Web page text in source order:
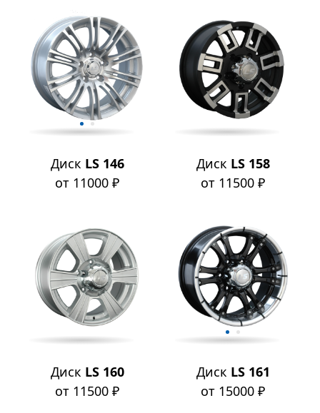
Диск LS 146
от 11000 ₽
Диск LS 158
от 11500 ₽
Диск LS 160
от 11500 ₽
Диск LS 161
от 15000 ₽